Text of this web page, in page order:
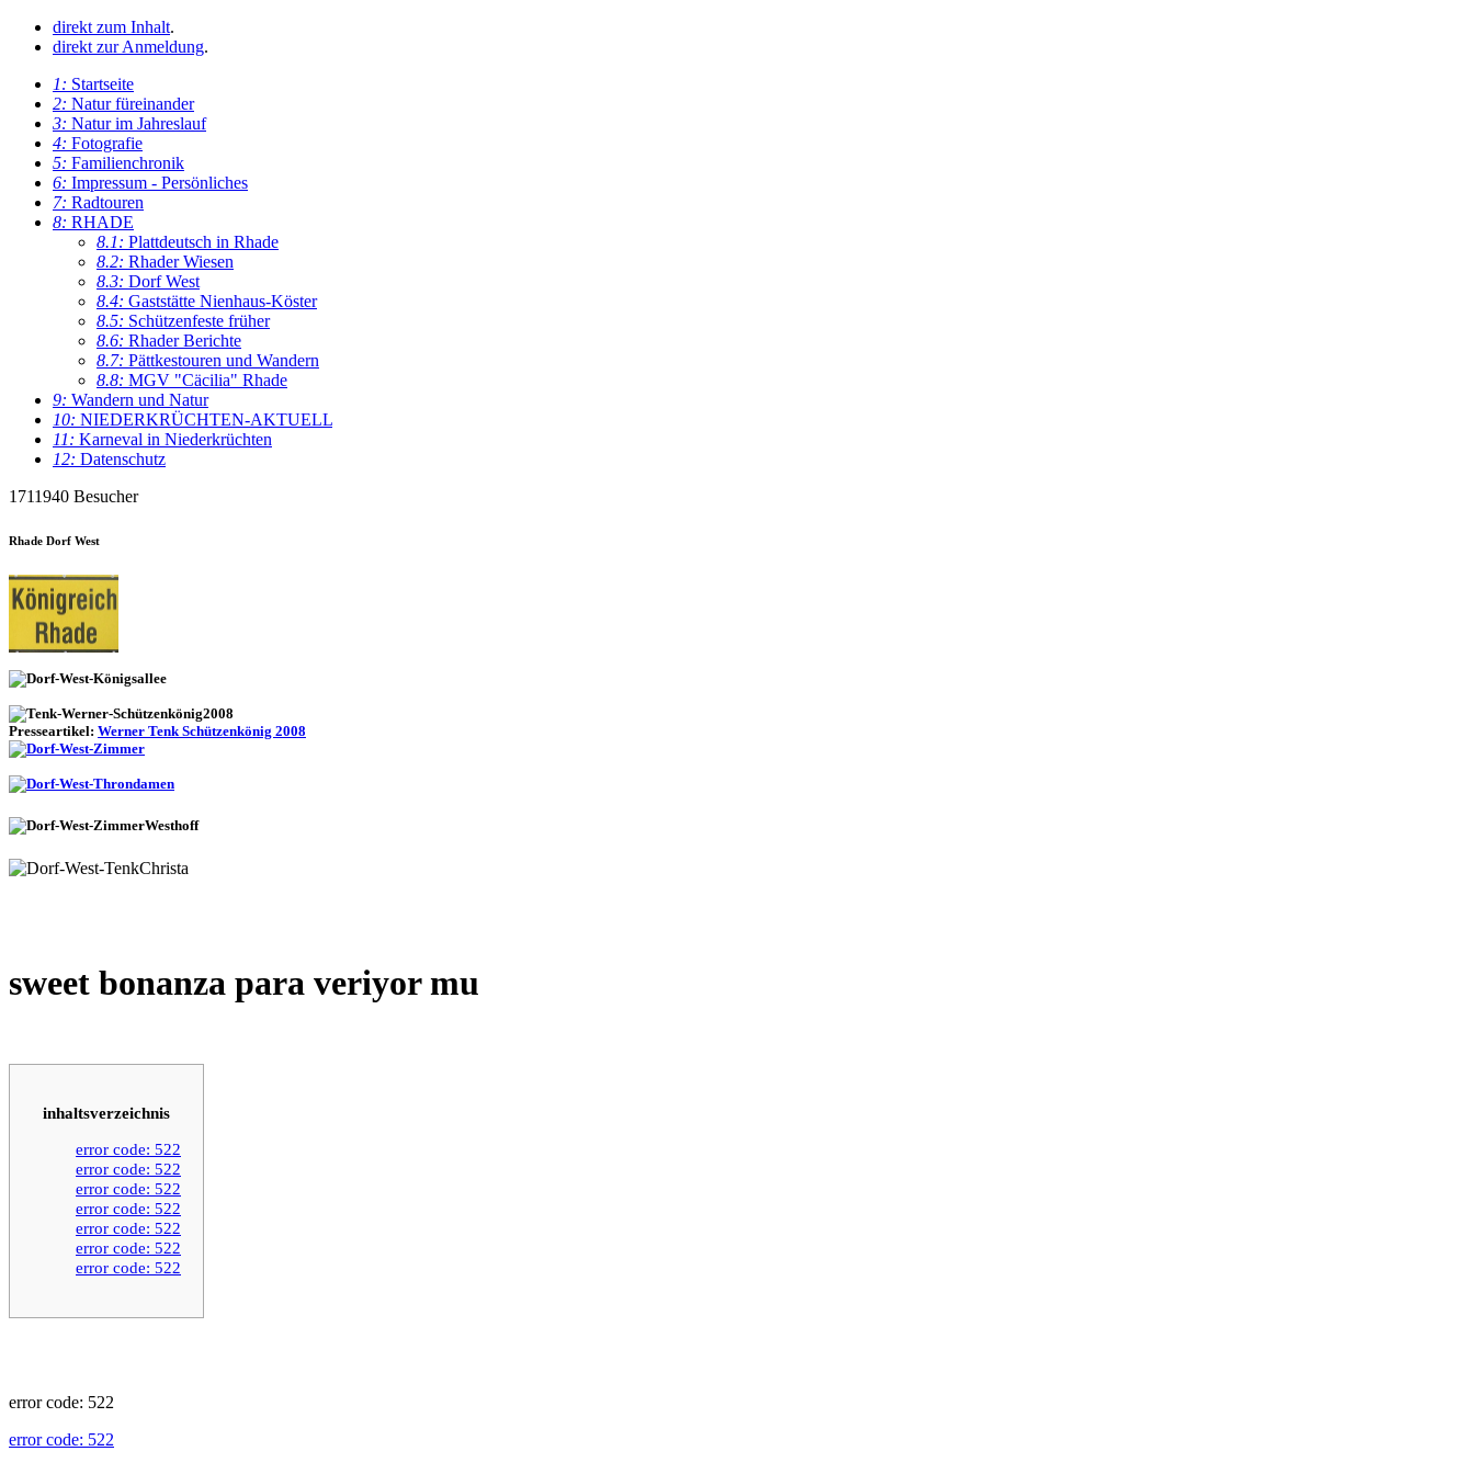
direkt zum Inhalt.
direkt zur Anmeldung.
1: Startseite
2: Natur füreinander
3: Natur im Jahreslauf
4: Fotografie
5: Familienchronik
6: Impressum - Persönliches
7: Radtouren
8: RHADE
8.1: Plattdeutsch in Rhade
8.2: Rhader Wiesen
8.3: Dorf West
8.4: Gaststätte Nienhaus-Köster
8.5: Schützenfeste früher
8.6: Rhader Berichte
8.7: Pättkestouren und Wandern
8.8: MGV "Cäcilia" Rhade
9: Wandern und Natur
10: NIEDERKRÜCHTEN-AKTUELL
11: Karneval in Niederkrüchten
12: Datenschutz
1711940 Besucher
Rhade Dorf West
Presseartikel: Werner Tenk Schützenkönig 2008
sweet bonanza para veriyor mu
inhaltsverzeichnis
error code: 522
error code: 522
error code: 522
error code: 522
error code: 522
error code: 522
error code: 522
error code: 522
error code: 522